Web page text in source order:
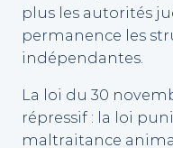
plus les autorités
permanence les
indépendantes.
La loi du 30
répressif : la loi
maltraitance